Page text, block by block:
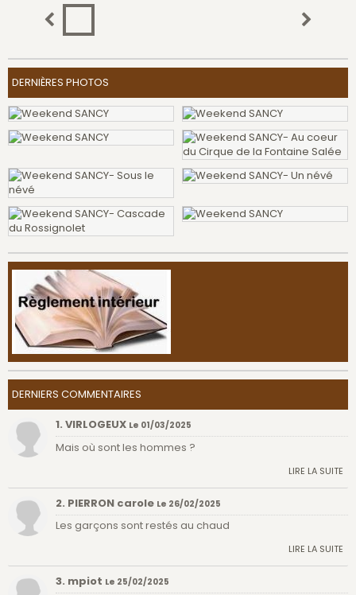
DERNIÈRES PHOTOS
DERNIERS COMMENTAIRES
1. VIRLOGEUX Le 01/03/2025
Mais où sont les hommes ?
LIRE LA SUITE
2. PIERRON carole Le 26/02/2025
Les garçons sont restés au chaud
LIRE LA SUITE
3. mpiot Le 25/02/2025